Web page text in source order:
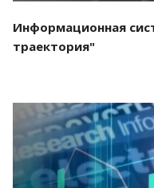
Информационная
траектория"